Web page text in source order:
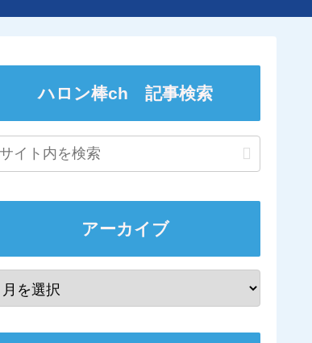
ハロン棒ch 記事検索
アーカイブ